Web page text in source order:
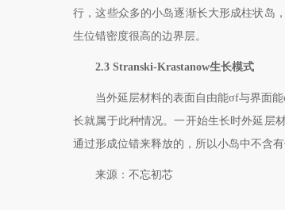
行，这些众多的小岛逐渐长大形成柱状岛
生位错密度很高的边界层。
2.3 Stranski-Krastanow生长模式
当外延层材料的表面自由能σf与界面
长就属于此种情况。一开始生长时外延层
通过形成位错来释放的，所以小岛中不含有
来源：不忘初芯